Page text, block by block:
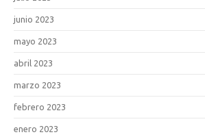
junio 2023
mayo 2023
abril 2023
marzo 2023
febrero 2023
enero 2023